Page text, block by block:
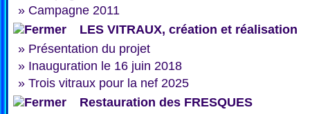
» Campagne 2011
LES VITRAUX, création et réalisation
» Présentation du projet
» Inauguration le 16 juin 2018
» Trois vitraux pour la nef 2025
Restauration des FRESQUES